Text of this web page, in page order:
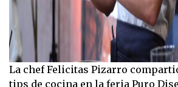
La chef Felicitas Pizarro
tips de cocina en la feria Puro